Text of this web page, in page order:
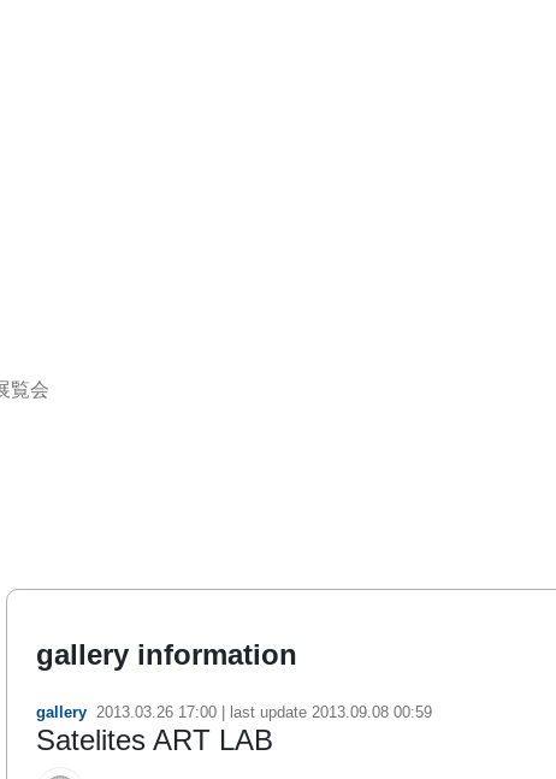
覧会
gallery information
gallery 2013.03.26 17:00 | last update 2013.09.08 00:59
Satelites ART LAB